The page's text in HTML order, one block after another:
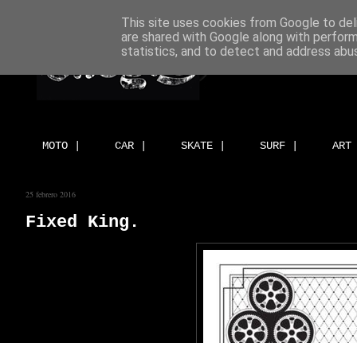
MOTO | CAR | SKATE | SURF |
25 febrero 2016
Fixed King.
This site uses cookies from Google to
are shared with Google along with
statistics, and to detect and address